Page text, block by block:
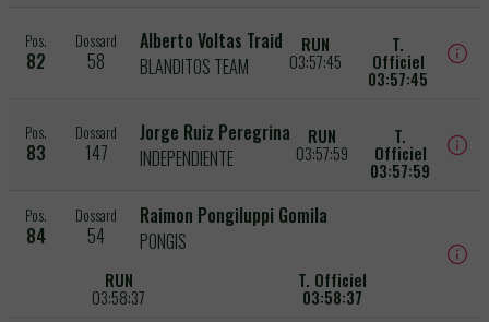
Pos.
82
Dossard
58
Alberto Voltas Traid
BLANDITOS TEAM
RUN
03:57:45
T.
Officiel
03:57:45
Pos.
83
Dossard
147
Jorge Ruiz Peregrina
INDEPENDIENTE
RUN
03:57:59
T.
Officiel
03:57:59
Pos.
84
Dossard
54
Raimon Pongiluppi Gomila
PONGIS
RUN
03:58:37
T. Officiel
03:58:37